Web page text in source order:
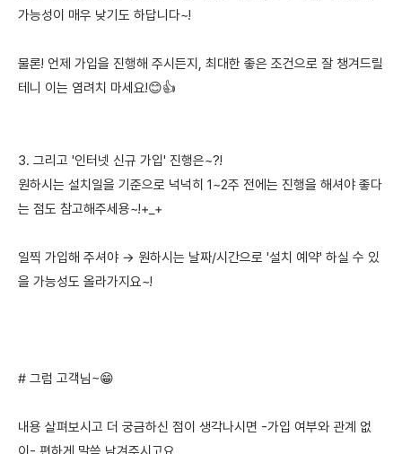
가능성이 매우 낮기도 하답니다~!
물론! 언제 가입을 진행해 주시든지, 최대한 좋은 조건으로 잘 챙겨드릴
테니 이는 염려치 마세요!😊👍
3. 그리고 '인터넷 신규 가입' 진행은~?!
원하시는 설치일을 기준으로 넉넉히 1~2주 전에는 진행을 해셔야 좋다
는 점도 참고해주세용~!+_+
일찍 가입해 주셔야 → 원하시는 날짜/시간으로 '설치 예약' 하실 수 있
을 가능성도 올라가지요~!
# 그럼 고객님~😁
내용 살펴보시고 더 궁금하신 점이 생각나시면 -가입 여부와 관계 없